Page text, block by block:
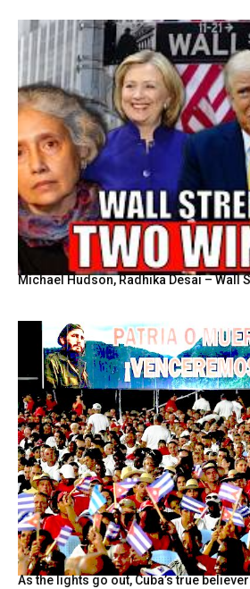
Michael Hudson, Radhika Desai – Wall
As the lights go out, Cuba’s true